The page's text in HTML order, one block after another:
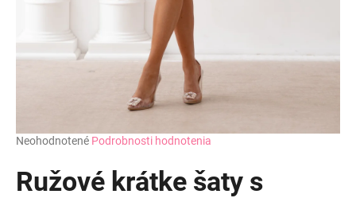
Priemerné
produktu
je
Neohodnotené Podrobnosti hodnotenia
Ružové krátke šaty s